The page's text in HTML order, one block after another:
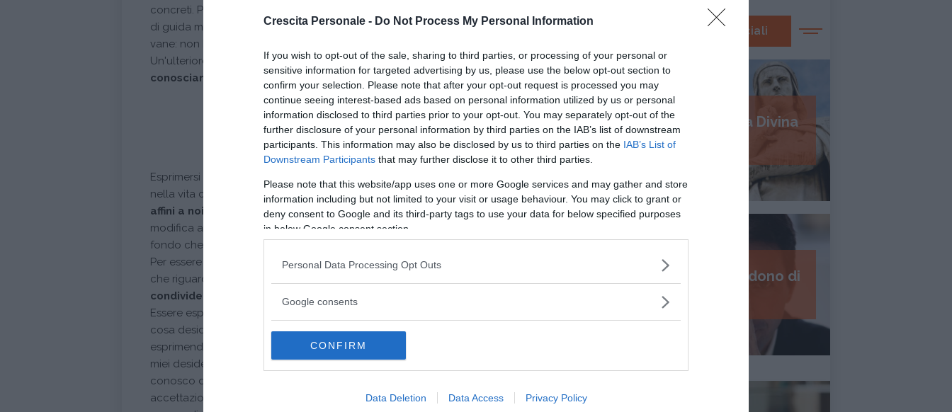
Crescita Personale - Do Not Process My Personal Information
If you wish to opt-out of the sale, sharing to third parties, or processing of your personal or
sensitive information for targeted advertising by us, please use the below opt-out section to
confirm your selection. Please note that after your opt-out request is processed you may
continue seeing interest-based ads based on personal information utilized by us or personal
information disclosed to third parties prior to your opt-out. You may separately opt-out of the
further disclosure of your personal information by third parties on the IAB’s list of downstream
participants. This information may also be disclosed by us to third parties on the IAB’s List of
Downstream Participants that may further disclose it to other third parties.
Please note that this website/app uses one or more Google services and may gather and store
information including but not limited to your visit or usage behaviour. You may click to grant or
deny consent to Google and its third-party tags to use your data for below specified purposes
in below Google consent section.
Personal Data Processing Opt Outs
Google consents
CONFIRM
Data Deletion Data Access Privacy Policy
concreti. Posso conoscere benissimo il funzionamento di un elicottero e la tecnica
di guida ma se non metto in atto la scelta di utilizzarlo queste conoscenze restano
vane: non hanno una direzione da assumere!
Un'ulteriore forma di amore per se è proprio questo:dare una direzione a ciò che
conosciamo di noi
Continua a leggere dopo la pubblicità
Esprimersi quindi nella vita portando “fuori” la nostra realtà interiore. Muovendosi
nella vita consapevoli di cosa ci corrisponde possiamo
creare nuove realtà più
affini a noi . In questo modo anche il nostro modo di porci nei confronti della realtà
modifica assetto; ci sentiamo rinnovati, espressi, maturiamo una nuova certezza di
fondo che ci fa sentire più soddisfatti.
Per essere espressi completamente passiamo attraverso due fondamentali passi
che riguardano la nostra relazione con noi stessi ma anche con gli altri:
condividere
Essere espressi, infatti, significa anche comunicare, verbalmente e non, cosa siamo,
cosa desideriamo e come vogliamo esserlo. Posso quindi condividere (anche
esprimendolo con azioni concrete) la mia nuova realtà, quello che sento di essere, i
miei desideri e i miei vissuti e questo mi dona certezza: rendo reale quello che
conosco di me. Posso inoltre chiedere agli altri collaborazione, comprensione,
accettazione, sostegno per potermi esprimere completamente. Questo mi dona
I nostri speciali
Psicologia della Divina
Commedia
I 7 passi del perdono di
Daniel Lumera